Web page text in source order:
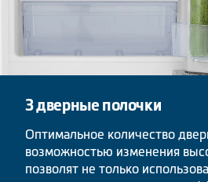
3 дверные полочки
Оптимальное количество
возможностью изменения
позволят не только